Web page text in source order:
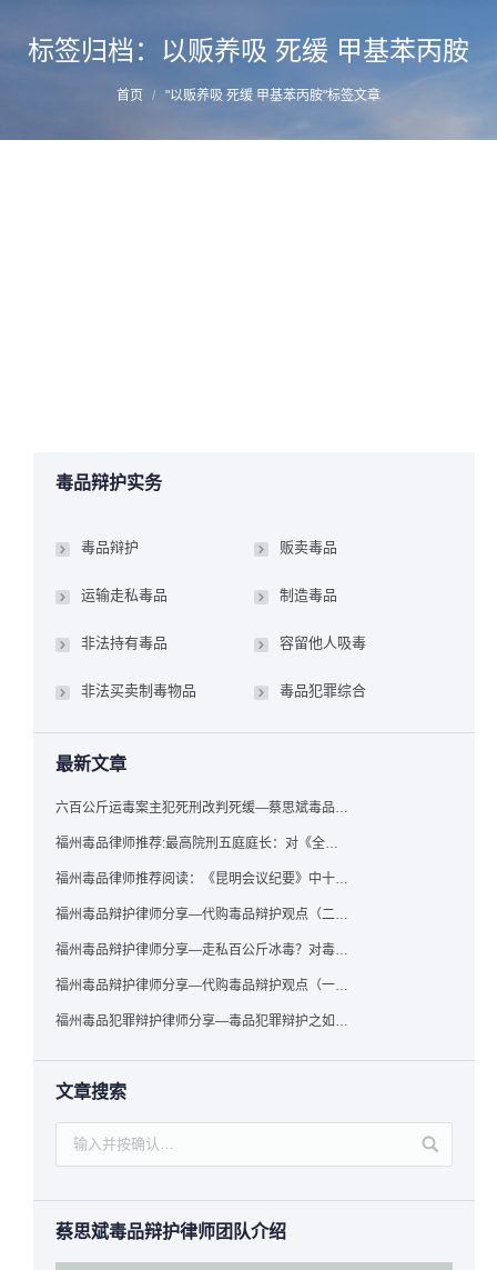
标签归档： 以贩养吸 死缓 甲基苯丙胺
首页 "以贩养吸 死缓 甲基苯丙胺"标签文章
毒品辩护实务
毒品辩护 贩卖毒品
运输走私毒品 制造毒品
非法持有毒品 容留他人吸毒
非法买卖制毒物品 毒品犯罪综合
最新文章
六百公斤运毒案主犯死刑改判死缓—蔡思斌毒品犯罪辩护成功案例
福州毒品律师推荐:最高院刑五庭庭长：对《全国法院毒品案件审判工作会议纪要》的理解与适用
福州毒品律师推荐阅读：《昆明会议纪要》中十个“意想不到”的规定
福州毒品辩护律师分享—代购毒品辩护观点（二）——“牟利”之辩
福州毒品辩护律师分享—走私百公斤冰毒？对毒品缺失型走私毒品罪案件，该如何有效辩护
福州毒品辩护律师分享—代购毒品辩护观点（一）——“真假”之辩
福州毒品犯罪辩护律师分享—毒品犯罪辩护之如何提炼言辞证据
文章搜索
蔡思斌毒品辩护律师团队介绍